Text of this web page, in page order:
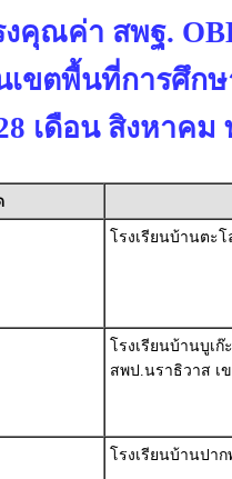
งคุณค่า สพฐ.
เขตพื้นที่การศึก
เดือน สิงหาคม
โรงเรียนบ้านตะ
โรงเรียนบ้านบูเ
สพป.นราธิวาส เ
โรงเรียนบ้านปา